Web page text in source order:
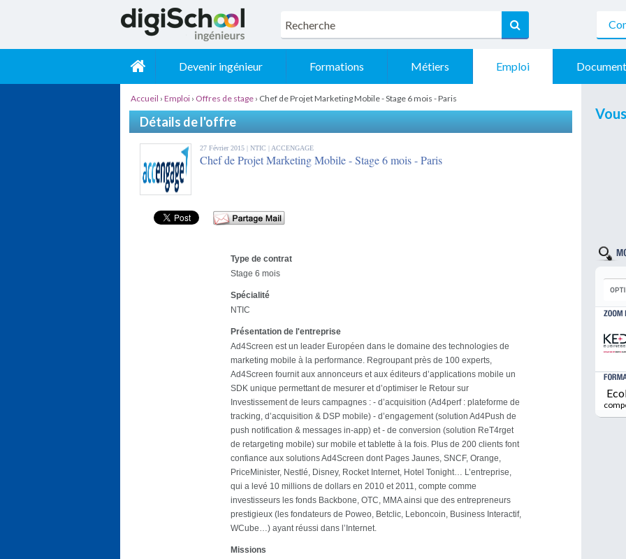
Devenir ingénieur Formations Métiers Emploi
Accueil ›Emploi › Offres de stage › Chef de Projet Marketing Mobile - Stage 6 mois - Paris
Détails de l'offre
27 Février 2015 |NTIC| ACCENGAGE
Chef de Projet Marketing Mobile - Stage 6 mois - Paris
Type de contrat
Stage 6 mois
Spécialité
NTIC
Présentation de l'entreprise
Ad4Screen est un leader Européen dans le domaine des technologies de
marketing mobile à la performance. Regroupant près de 100 experts,
Ad4Screen fournit aux annonceurs et aux éditeurs d’applications mobile un
SDK unique permettant de mesurer et d’optimiser le Retour sur
Investissement de leurs campagnes : - d’acquisition (Ad4perf : plateforme de
tracking, d’acquisition & DSP mobile) - d’engagement (solution Ad4Push de
push notification & messages in-app) et - de conversion (solution ReT4rget
de retargeting mobile) sur mobile et tablette à la fois. Plus de 200 clients font
confiance aux solutions Ad4Screen dont Pages Jaunes, SNCF, Orange,
PriceMinister, Nestlé, Disney, Rocket Internet, Hotel Tonight… L’entreprise,
qui a levé 10 millions de dollars en 2010 et 2011, compte comme
investisseurs les fonds Backbone, OTC, MMA ainsi que des entrepreneurs
prestigieux (les fondateurs de Poweo, Betclic, Leboncoin, Business Interactif,
WCube…) ayant réussi dans l’Internet.
Missions